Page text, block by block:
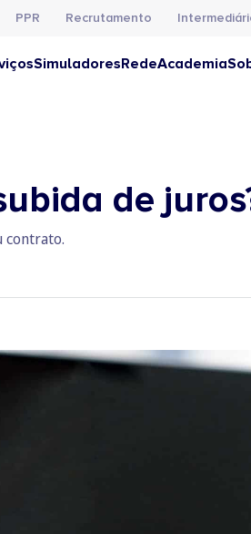
PPR Recrutamento
SimuladoresRedeAcademia
de
contrato.